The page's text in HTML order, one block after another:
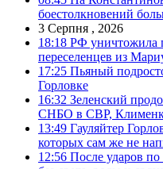
боестолкновений
3 Серпня , 2026
18:18 РФ уничтожила
переселенцев из
17:25 Пьяный
Горловке
16:32 Зеленский
СНБО в СВР,
13:49 Гауляйтер
которых сам же не
12:56 После ударов